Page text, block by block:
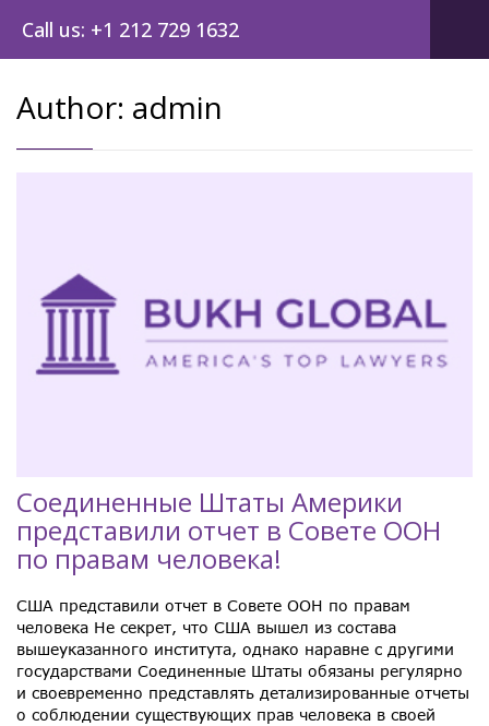
Call us: +1 212 729 1632
Author: admin
Соединенные Штаты Америки
представили отчет в Совете ООН
по правам человека!
США представили отчет в Совете ООН по правам
человека Не секрет, что США вышел из состава
вышеуказанного института, однако наравне с другими
государствами Соединенные Штаты обязаны регулярно
и своевременно представлять детализированные отчеты
о соблюдении существующих прав человека в своей